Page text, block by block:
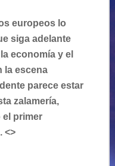
europeos lo
siga adelante
economía y el
la escena
parece estar
zalamería,
el primer
<>